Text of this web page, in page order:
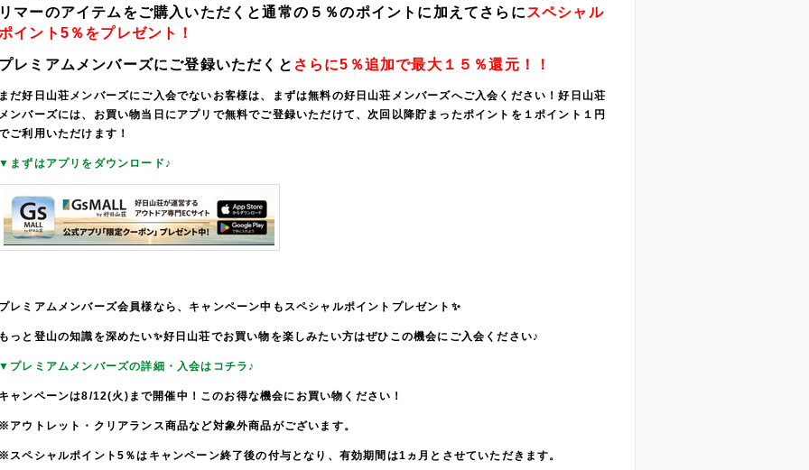
マーのアイテムをご購入いただくと通常の５％のポイントに加えてさらに スペシャル
イント5％をプレゼント！
レミアムメンバーズにご登録いただくと さらに5％追加で最大１５％還元！！
だ好日山荘メンバーズにご入会でないお客様は、まずは無料の好日山荘メンバーズへご入会ください！好日山荘
ンバーズには、お買い物当日にアプリで無料でご登録いただけて、次回以降貯まったポイントを１ポイント１円
ご利用いただけます！
まずはアプリをダウンロード♪
レミアムメンバーズ会員様なら、キャンペーン中もスペシャルポイントプレゼント✨
っと登山の知識を深めたい✨好日山荘でお買い物を楽しみたい方はぜひこの機会にご入会ください♪
プレミアムメンバーズの詳細・入会はコチラ♪
ャンペーンは8/12(火)まで開催中！このお得な機会にお買い物ください！
アウトレット・クリアランス商品など対象外商品がございます。
スペシャルポイント5％はキャンペーン終了後の付与となり、有効期間は1ヵ月とさせていただきます。